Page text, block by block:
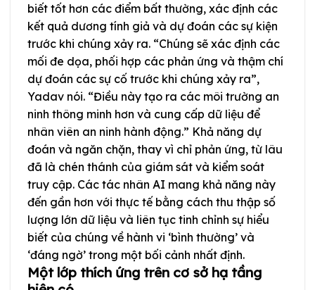
biết tốt hơn các điểm bất thường, xác định các
kết quả dương tính giả và dự đoán các sự kiện
trước khi chúng xảy ra. “Chúng sẽ xác định các
mối đe dọa, phối hợp các phản ứng và thậm chí
dự đoán các sự cố trước khi chúng xảy ra”,
Yadav nói. “Điều này tạo ra các môi trường an
ninh thông minh hơn và cung cấp dữ liệu để
nhân viên an ninh hành động.” Khả năng dự
đoán và ngăn chặn, thay vì chỉ phản ứng, từ lâu
đã là chén thánh của giám sát và kiểm soát
truy cập. Các tác nhân AI mang khả năng này
đến gần hơn với thực tế bằng cách thu thập số
lượng lớn dữ liệu và liên tục tinh chỉnh sự hiểu
biết của chúng về hành vi ‘bình thường’ và
‘đáng ngờ’ trong một bối cảnh nhất định.
Một lớp thích ứng trên cơ sở hạ tầng